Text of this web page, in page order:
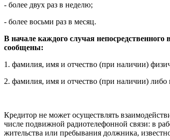
- более двух раз в неделю;
- более восьми раз в месяц.
В начале каждого случая
сообщены:
1. фамилия, имя и отчество (при наличии)
2. фамилия, имя и отчество (при наличии) либо
Кредитор не может осуществлять
числе подвижной радиотелефонной связи: в
жительства или пребывания должника,